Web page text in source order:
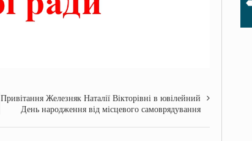
Привітання Железняк Наталії Вікторівні в ювілейний
День народження від місцевого самоврядування